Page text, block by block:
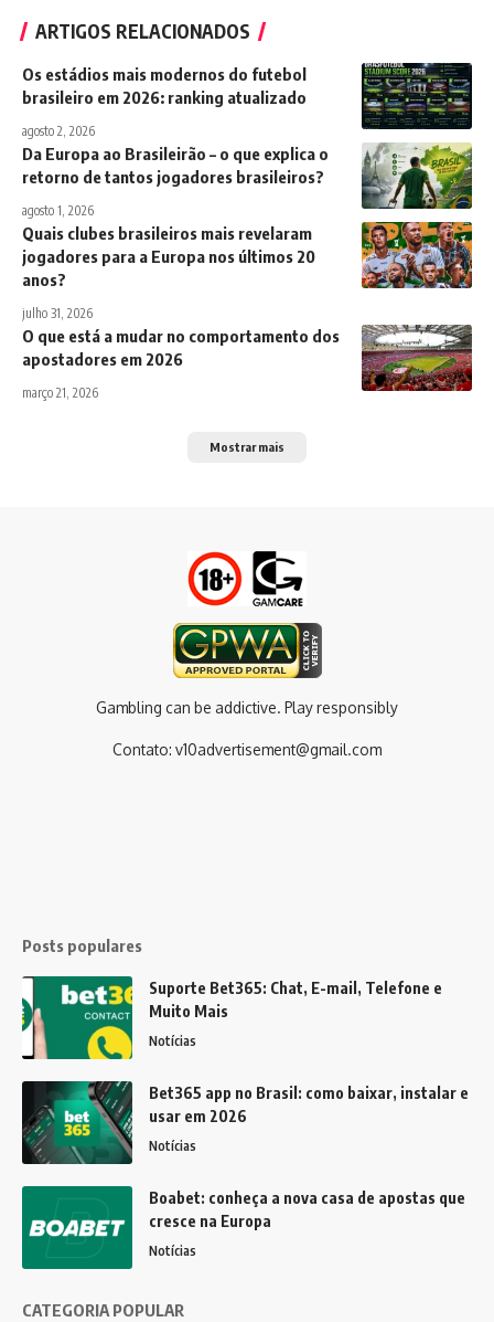
ARTIGOS RELACIONADOS
Os estádios mais modernos do futebol
brasileiro em 2026: ranking atualizado
agosto 2, 2026
Da Europa ao Brasileirão – o que explica o
retorno de tantos jogadores brasileiros?
agosto 1, 2026
Quais clubes brasileiros mais revelaram
jogadores para a Europa nos últimos 20
anos?
julho 31, 2026
O que está a mudar no comportamento dos
apostadores em 2026
março 21, 2026
Mostrar mais
Gambling can be addictive. Play responsibly
Contato: v10advertisement@gmail.com
Posts populares
Suporte Bet365: Chat, E-mail, Telefone e
Muito Mais
Notícias
Bet365 app no Brasil: como baixar, instalar e
usar em 2026
Notícias
Boabet: conheça a nova casa de apostas que
cresce na Europa
Notícias
CATEGORIA POPULAR